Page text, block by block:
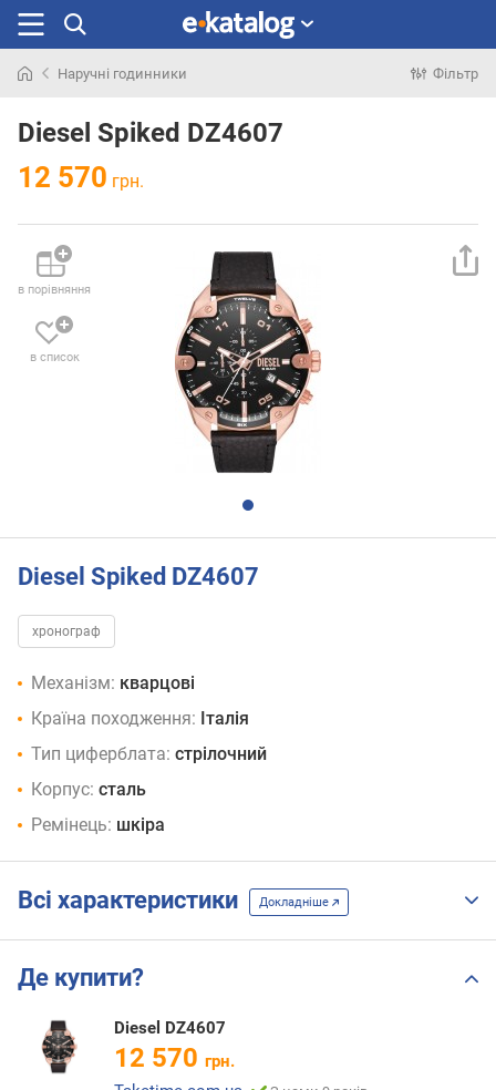
раніше
Наручні годинники Фільтр
Diesel Spiked DZ4607
12 570 грн.
в порівняння
в список
Diesel Spiked DZ4607
хронограф
Механізм: кварцові
Країна походження: Італія
Тип циферблата: стрілочний
Корпус: сталь
Ремінець: шкіра
Всі характеристики Докладніше
Де купити?
Diesel DZ4607
12 570 грн.